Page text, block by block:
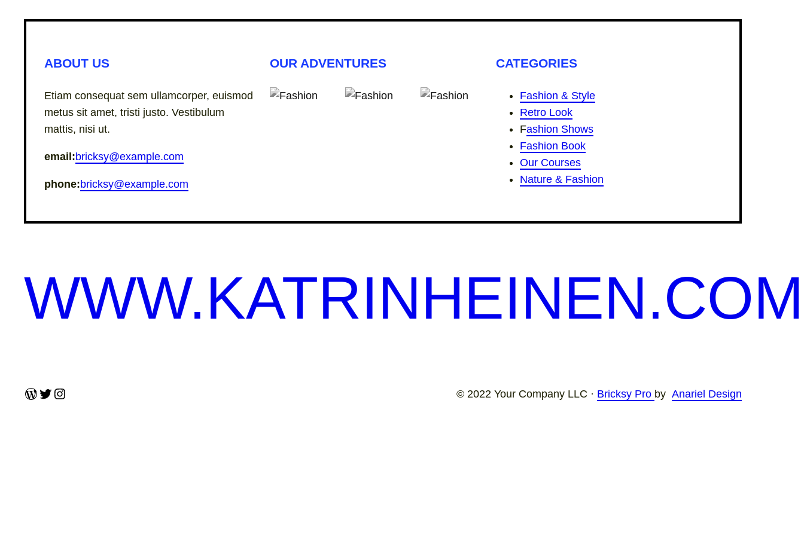
ABOUT US
Etiam consequat sem ullamcorper, euismod
metus sit amet, tristi justo. Vestibulum
mattis, nisi ut.
email:bricksy@example.com
phone:bricksy@example.com
OUR ADVENTURES CATEGORIES
Fashion & Style
Retro Look
Fashion Shows
Fashion Book
Our Courses
Nature & Fashion
WWW.KATRINHEINEN.COM
WordPress
Twitter
Instagram © 2022 Your Company LLC · Bricksy Pro by Anariel Design